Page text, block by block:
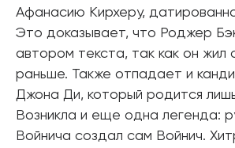
Афанасию Кирхеру,
Это доказывает, что Роджер
автором текста, так как он жил
раньше. Также отпадает и
Джона Ди, который родится лишь
Возникла и еще одна легенда:
Войнича создал сам Войнич.